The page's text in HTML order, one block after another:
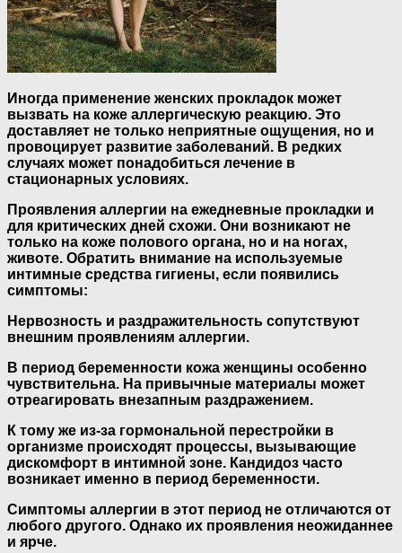
Иногда применение женских прокладок может
вызвать на коже аллергическую реакцию. Это
доставляет не только неприятные ощущения, но и
провоцирует развитие заболеваний. В редких
случаях может понадобиться лечение в
стационарных условиях.
Проявления аллергии на ежедневные прокладки и
для критических дней схожи. Они возникают не
только на коже полового органа, но и на ногах,
животе. Обратить внимание на используемые
интимные средства гигиены, если появились
симптомы:
Нервозность и раздражительность сопутствуют
внешним проявлениям аллергии.
В период беременности кожа женщины особенно
чувствительна. На привычные материалы может
отреагировать внезапным раздражением.
К тому же из-за гормональной перестройки в
организме происходят процессы, вызывающие
дискомфорт в интимной зоне. Кандидоз часто
возникает именно в период беременности.
Симптомы аллергии в этот период не отличаются от
любого другого. Однако их проявления неожиданнее
и ярче.